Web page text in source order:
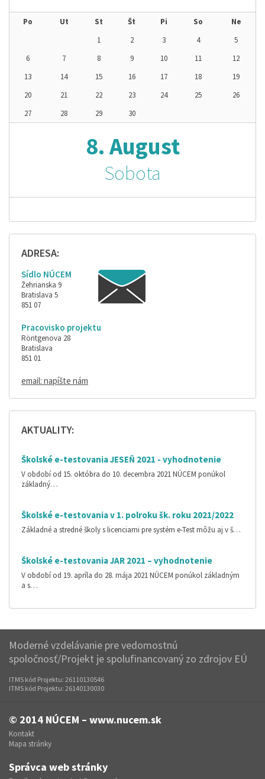
Po Ut St Št Pi So
Ne
1
2 3 4
5
6
7 8 9 10 11
12
13
14 15 16 17 18
19
20
21 22 23 24 25
26
27
28 29 30
8. August
Sobota
ADRESA:
Sídlo NÚCEM
Žehrianska 9
Bratislava 5
851 07
Pracovisko projektu
Röntgenova 28
Bratislava
851 01
email: napíšte nám
AKTUALITY:
Školské e-testovania JESEŇ 2021 - vyhodnotenie
V období od 15. októbra do 10. decembra 2021 NÚCEM ponúkol
základný…
Školské e-testovania v 1. polroku šk. roku 2021/2022
Základné a stredné školy s licenciami pre systém e-Test môžu aj v š…
Školské e-testovania JAR 2021 – vyhodnotenie
V období od 19. apríla do 28. mája 2021 NÚCEM ponúkol základným
a s…
Moderné vzdelávanie pre vedomostnú
spoločnosť/Projekt je spolufinancovaný zo zdrojov EÚ
ITMS kód Projektu: 26110130546
ITMS kód Projektu: 26140130030
© 2014 NÚCEM – www.nucem.sk
Kontakt
Mapa stránky
Správca web stránky